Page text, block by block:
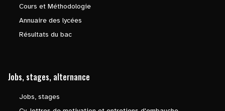
Cours et Méthodologie
Annuaire des lycées
Résultats du bac
Jobs, stages, alternance
Jobs, stages